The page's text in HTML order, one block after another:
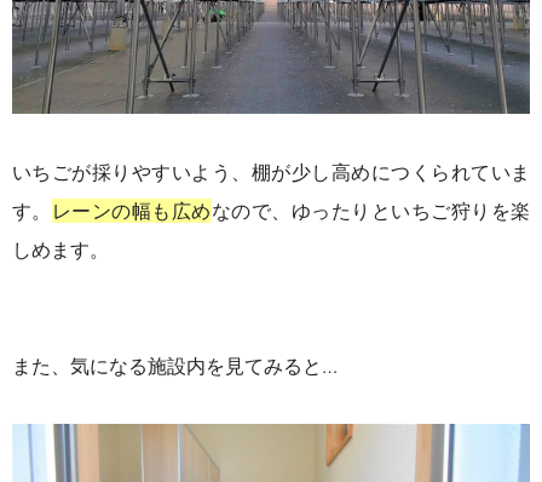
いちごが採りやすいよう、棚が少し高めにつくられていま
す。
レーンの幅も広めなので、ゆったりといちご狩りを楽
しめます。
また、気になる施設内を見てみると…